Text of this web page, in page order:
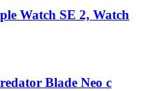
Watch SE 2, Watch
Blade Neo с